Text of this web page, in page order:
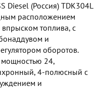
Diesel (Россия) TDК304L
расположением
топлива, с
и
оборотов.
24,
4-полюсный с
и